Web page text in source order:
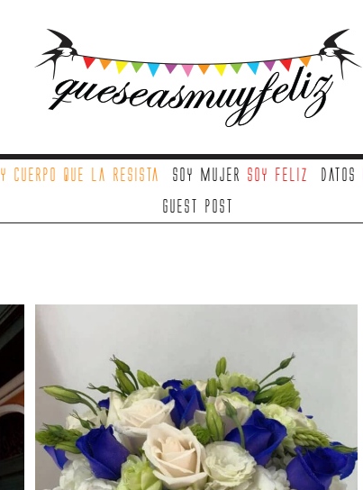
y cuerpo que la resista Soy mujer soy feliz Datos
Guest Post